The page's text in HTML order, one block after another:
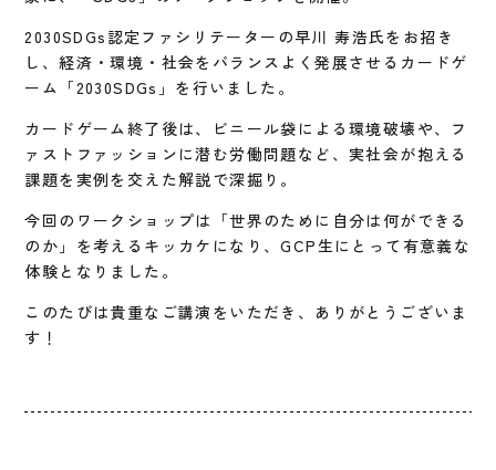
2030SDGs認定ファシリテーターの早川 寿浩氏をお招き
し、経済・環境・社会をバランスよく発展させるカードゲ
ーム「2030SDGs」を行いました。
カードゲーム終了後は、ビニール袋による環境破壊や、フ
ァストファッションに潜む労働問題など、実社会が抱える
課題を実例を交えた解説で深掘り。
今回のワークショップは「世界のために自分は何ができる
のか」を考えるキッカケになり、GCP生にとって有意義な
体験となりました。
このたびは貴重なご講演をいただき、ありがとうございま
す！